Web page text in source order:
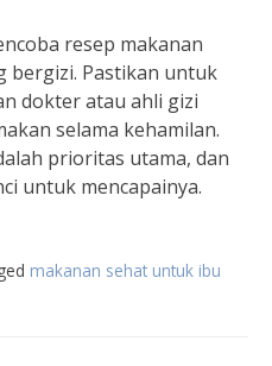
resep makanan
bergizi. Pastikan untuk
dokter atau ahli gizi
selama kehamilan.
prioritas utama, dan
untuk mencapainya.
makanan sehat untuk ibu